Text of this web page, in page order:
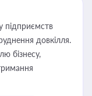
підприємств
довкілля.
бізнесу,